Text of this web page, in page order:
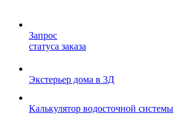
Запрос
статуса заказа
Экстерьер дома в 3Д
Калькулятор водосточной системы